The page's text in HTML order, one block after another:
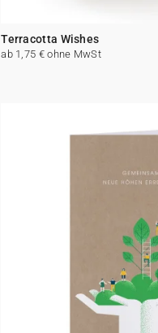
Terracotta Wishes
ab 1,75 € ohne MwSt